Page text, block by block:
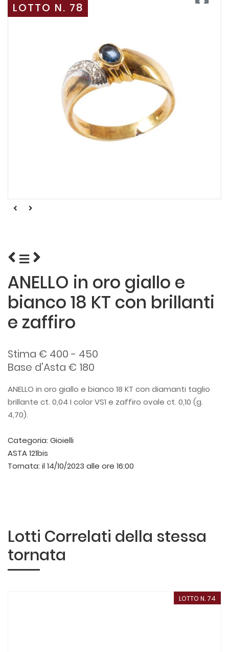
LOTTO N. 78
ANELLO in oro giallo e
bianco 18 KT con brillanti
e zaffiro
Stima € 400 - 450
Base d'Asta € 180
ANELLO in oro giallo e bianco 18 KT con diamanti taglio
brillante ct. 0,04 I color VS1 e zaffiro ovale ct. 0,10 (g.
4,70).
Categoria: Gioielli
ASTA 121bis
Tornata: il 14/10/2023 alle ore 16:00
Lotti Correlati della stessa
tornata
LOTTO N. 74